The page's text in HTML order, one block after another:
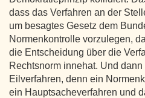
dass das Verfahren an der
um besagtes Gesetz dem
Normenkontrolle vorzulegen,
die Entscheidung über die
Rechtsnorm innehat. Und
Eilverfahren, denn ein
ein Hauptsacheverfahren und